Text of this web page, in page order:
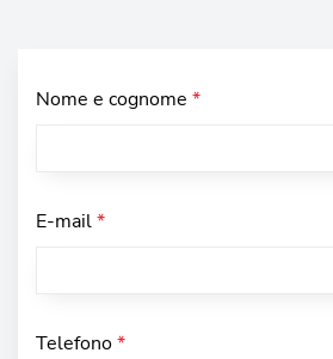
Nome e cognome *
E-mail*
Telefono*